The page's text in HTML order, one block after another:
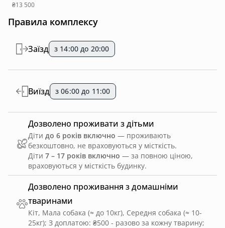
₴13 500
Правила комплексу
Дозволено проживання з домашніми
тваринами
Кіт, Мала собака (≈ до 10кг), Середня собака (≈ 10-
25кг); З доплатою: ₴500 - разово за кожну тварину;
Заїзд з 14:00 до 20:00
Виїзд з 06:00 до 11:00
Дозволено проживати з дітьми
Діти до 6 років включно — проживають
безкоштовно, не враховуються у місткість.
Діти 7 – 17 років включно — за повною ціною,
враховуються у місткість будинку.